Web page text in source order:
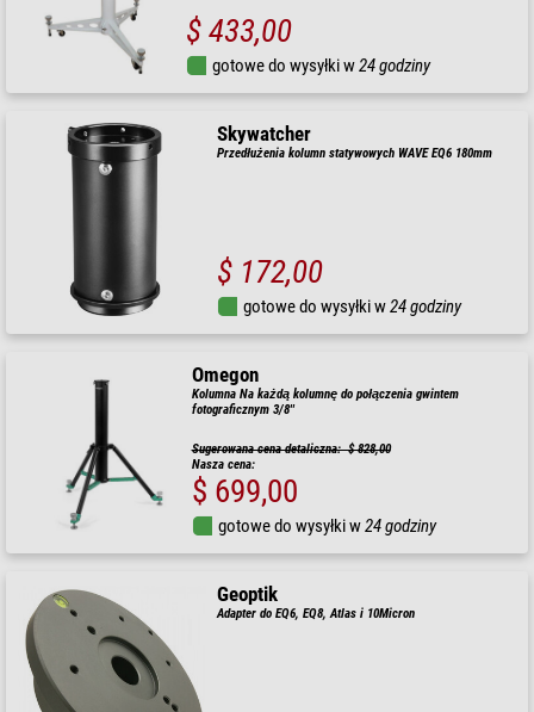
$ 433,00
gotowe do wysyłki w24 godziny
Skywatcher
Przedłużenia kolumn statywowych WAVE EQ6 180mm
$ 172,00
gotowe do wysyłki w24 godziny
Omegon
Kolumna Na każdą kolumnę do połączenia gwintem
fotograficznym 3/8''
Sugerowana cena detaliczna: $ 828,00
Nasza cena:
$ 699,00
gotowe do wysyłki w24 godziny
Geoptik
Adapter do EQ6, EQ8, Atlas i 10Micron